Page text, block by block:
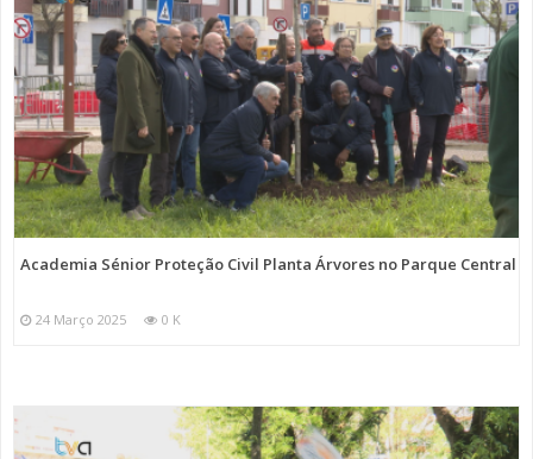
Academia Sénior Proteção Civil Planta Árvores no Parque Central
24 Março 2025 0 K